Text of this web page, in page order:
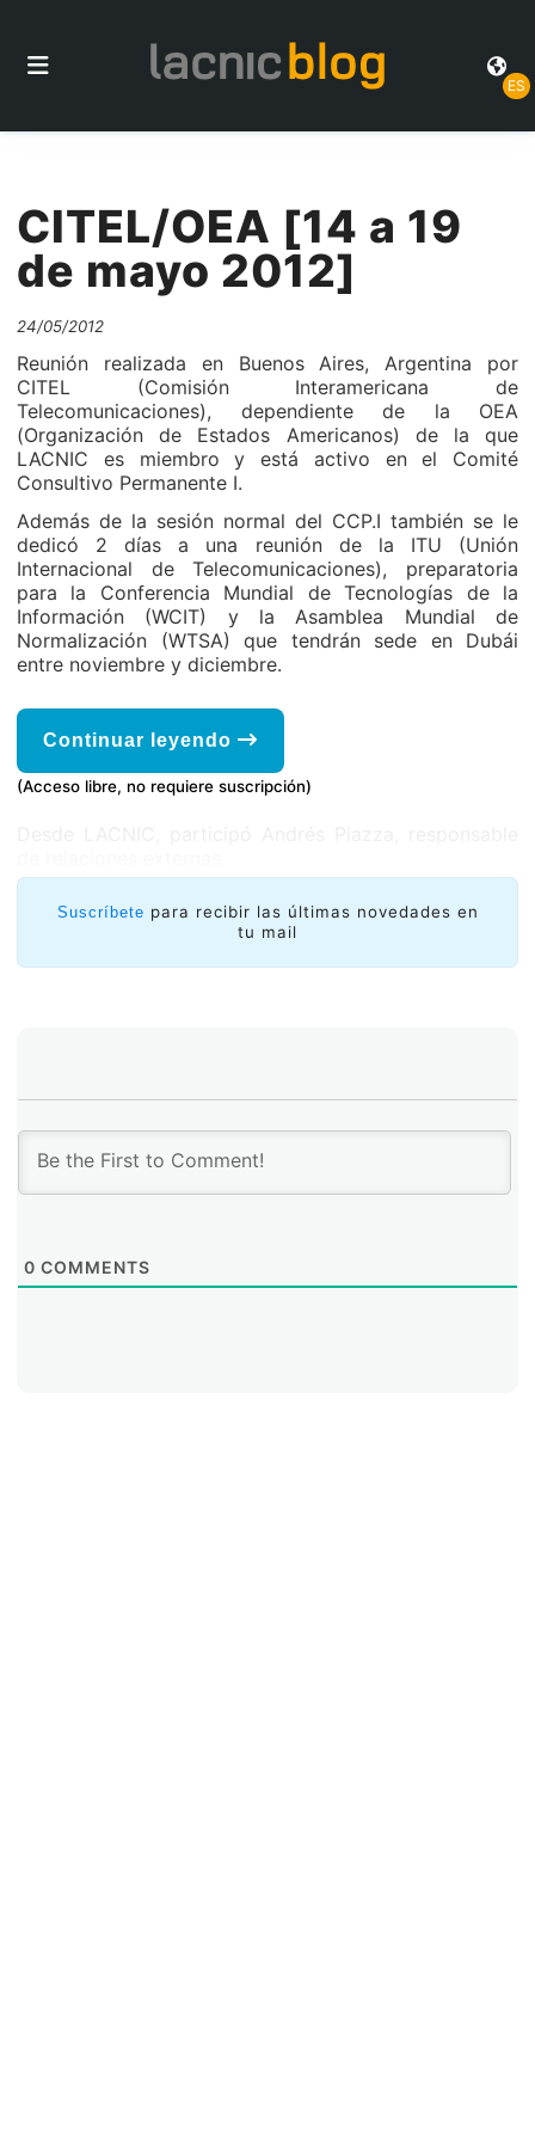
ES
CITEL/OEA [14 a 19
de mayo 2012]
24/05/2012
Reunión realizada en Buenos Aires, Argentina por
CITEL (Comisión Interamericana de
Telecomunicaciones), dependiente de la OEA
(Organización de Estados Americanos) de la que
LACNIC es miembro y está activo en el Comité
Consultivo Permanente I.
Además de la sesión normal del CCP.I también se le
dedicó 2 días a una reunión de la ITU (Unión
Internacional de Telecomunicaciones), preparatoria
para la Conferencia Mundial de Tecnologías de la
Información (WCIT) y la Asamblea Mundial de
Normalización (WTSA) que tendrán sede en Dubái
entre noviembre y diciembre.
Continuar leyendo
(Acceso libre, no requiere suscripción)
Suscríbete para recibir las últimas novedades en
tu mail
0 COMMENTS